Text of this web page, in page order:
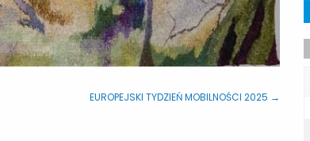
EUROPEJSKI TYDZIEŃ MOBILNOŚCI 2025 →